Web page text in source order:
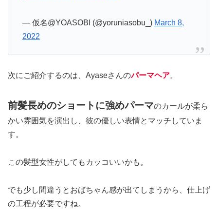
— 仮名@YOASOBI (@yoruniasobu_) March 8,
2022
次にご紹介するのは、Ayaseさんのパーマヘア。
前髪長めのショートに強めパーマのカールが柔ら
かい雰囲気を演出し、彼の優しい表情とマッチしていま
す。
この髪型女性がしてもカッコいいかも。
でも少し間違うとおばちゃん感が出てしまうから、仕上げ
の工程が必要ですね。